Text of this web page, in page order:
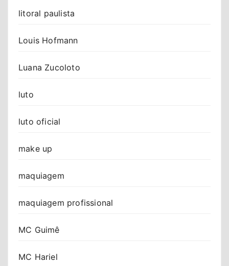
litoral paulista
Louis Hofmann
Luana Zucoloto
luto
luto oficial
make up
maquiagem
maquiagem profissional
MC Guimê
MC Hariel